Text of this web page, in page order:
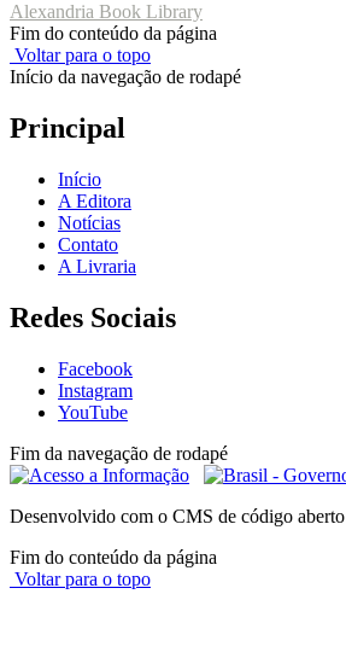
Alexandria Book Library
Fim do conteúdo da página
Voltar para o topo
Início da navegação de rodapé
Principal
Início
A Editora
Notícias
Contato
A Livraria
Redes Sociais
Facebook
Instagram
YouTube
Fim da navegação de rodapé
Desenvolvido com o CMS de código aberto
Fim do conteúdo da página
Voltar para o topo